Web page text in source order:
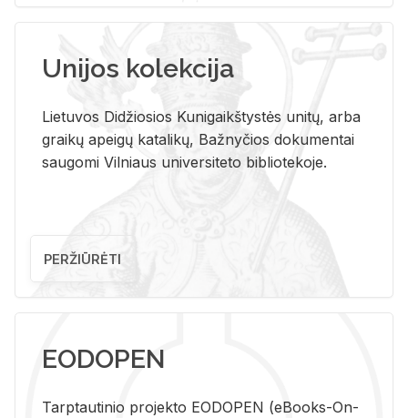
Unijos kolekcija
Lietuvos Didžiosios Kunigaikštystės unitų, arba
graikų apeigų katalikų, Bažnyčios dokumentai
saugomi Vilniaus universiteto bibliotekoje.
PERŽIŪRĖTI
EODOPEN
Tarp­tau­ti­nio pro­jek­to EO­DO­PEN (eBo­oks-On-